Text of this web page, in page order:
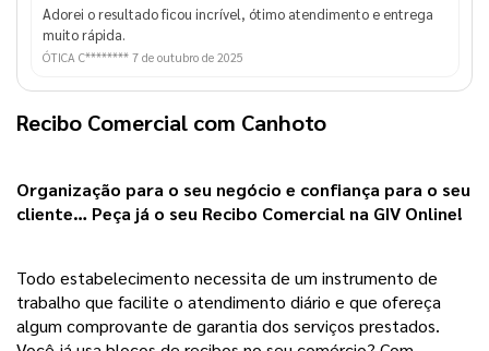
Adorei o resultado ficou incrível, ótimo atendimento e entrega
muito rápida.
ÓTICA C******** 7 de outubro de 2025
Recibo Comercial com Canhoto
Organização para o seu negócio e confiança para o seu
cliente… Peça já o seu Recibo Comercial na GIV Online!
Todo estabelecimento necessita de um instrumento de
trabalho que facilite o atendimento diário e que ofereça
algum comprovante de garantia dos serviços prestados.